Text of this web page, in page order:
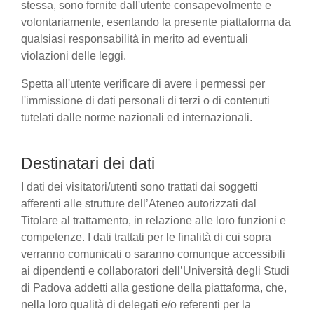
stessa, sono fornite dall'utente consapevolmente e
volontariamente, esentando la presente piattaforma da
qualsiasi responsabilità in merito ad eventuali
violazioni delle leggi.
Spetta all'utente verificare di avere i permessi per
l'immissione di dati personali di terzi o di contenuti
tutelati dalle norme nazionali ed internazionali.
Destinatari dei dati
I dati dei visitatori/utenti sono trattati dai soggetti
afferenti alle strutture dell’Ateneo autorizzati dal
Titolare al trattamento, in relazione alle loro funzioni e
competenze. I dati trattati per le finalità di cui sopra
verranno comunicati o saranno comunque accessibili
ai dipendenti e collaboratori dell’Università degli Studi
di Padova addetti alla gestione della piattaforma, che,
nella loro qualità di delegati e/o referenti per la